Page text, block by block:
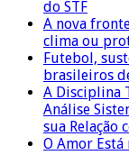
do STF
A nova
clima ou
Futebol,
brasileiros
A Disciplina
Análise
sua Relação
O Amor